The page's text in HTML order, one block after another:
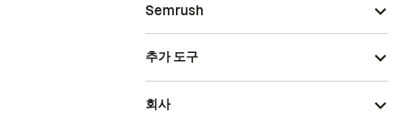
Semrush
추가 도구
회사